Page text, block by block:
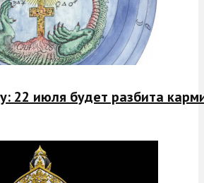
22 июля будет разбита